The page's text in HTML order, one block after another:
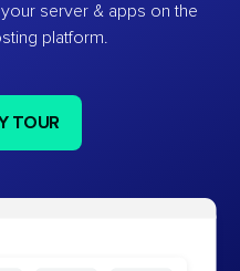
server & apps on the
platform.
TOUR